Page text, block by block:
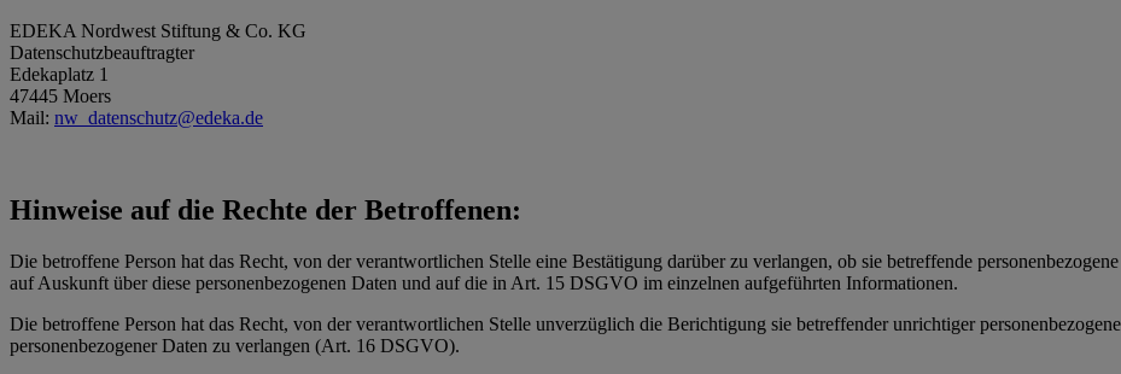
EDEKA Nordwest Stiftung & Co. KG
Datenschutzbeauftragter
Edekaplatz 1
47445 Moers
Mail: nw_datenschutz@edeka.de
Hinweise auf die Rechte der Betroffenen:
Die betroffene Person hat das Recht, von der verantwortlichen Stelle eine Bestätigung darüber zu verlangen, ob sie betreffende
auf Auskunft über diese personenbezogenen Daten und auf die in Art. 15 DSGVO im einzelnen aufgeführten Informationen.
Die betroffene Person hat das Recht, von der verantwortlichen Stelle unverzüglich die Berichtigung sie betreffender unrichtiger
personenbezogener Daten zu verlangen (Art. 16 DSGVO).